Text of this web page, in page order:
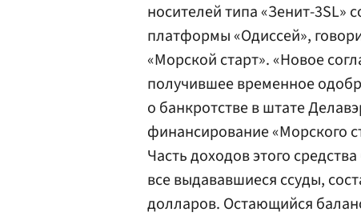
носителей типа «Зенит-3SL»
платформы «Одиссей»,
«Морской старт». «Новое
получившее временное
о банкротстве в штате
финансирование «Морского
Часть доходов этого
все выдававшиеся ссуды,
долларов. Остающийся